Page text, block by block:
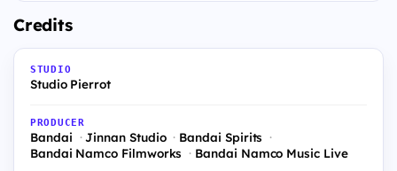
Credits
STUDIO
Studio Pierrot
PRODUCER
Bandai Jinnan Studio
Bandai Spirits
Bandai Namco Filmworks
Bandai Namco Music Live